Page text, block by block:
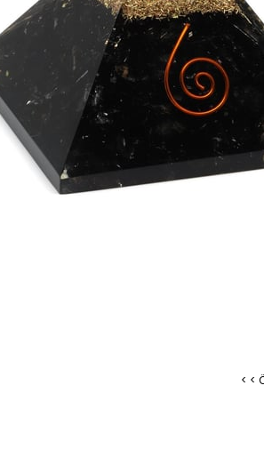
< <